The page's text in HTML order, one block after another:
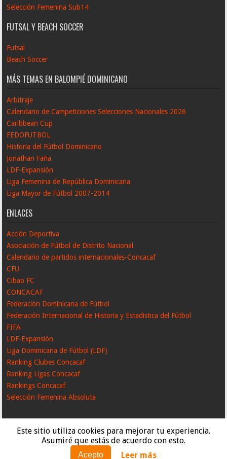
Este sitio utiliza cookies para mejorar tu experiencia.
Asumiré que estás de acuerdo con esto.
Acepto Leer más
Selección Femenina Sub14
FUTSAL Y BEACH SOCCER
Futsal
Beach Soccer
MÁS TEMAS EN BALOMPIÉ DOMINICANO
Arbitraje
Calendario de Campeticiones Selecciones Nacionales 2026
Caribbean Cup
FEDOFUTBOL
Historia del Fútbol Dominicano
Jonathan Faña
LDF-Expansión
Liga Femenina de República Dominicana
Liga Mayor de Fútbol 2007-2014
ENLACES
Acción Deportiva
Asociación de Fútbol de Distrito Nacional
Calendario de partidos internacionales-Concacaf
CFU
Cibao FC
CONCACAF
Federación Dominicana de Fútbol
Federación Internacional de Historia y Estadistica del Fútbol
FIFA
LDF-Expansión
Liga Dominicana de Fútbol (LDF)
Ranking Clubes Concacaf
Ranking Ligas Concacaf
Rankings Concacaf
Selección Femenina Absoluta